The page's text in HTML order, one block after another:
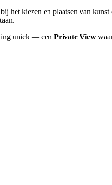
het kiezen en plaatsen van
uniek — een Private View